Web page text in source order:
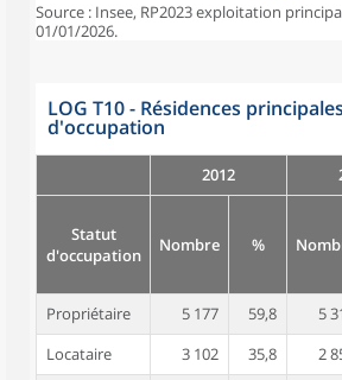
Source : Insee, RP2023 exploitation
01/01/2026.
LOG T10 - Résidences
d'occupation
2012
Statut
d'occupation
Nombre %
Propriétaire 5 177 59,8 5
Locataire
3 102 35,8 2